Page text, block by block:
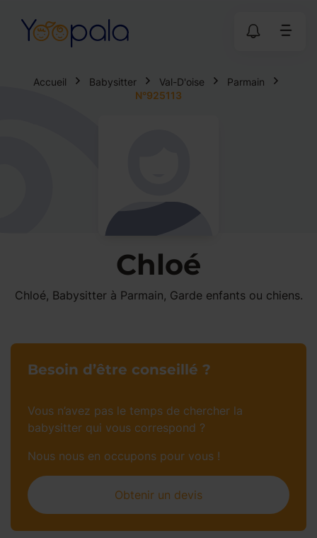
Accueil Babysitter Val-D'oise
Parmain
N°925113
Chloé
Chloé, Babysitter à Parmain, Garde enfants ou chiens.
Besoin d’être conseillé ?
Vous n’avez pas le temps de chercher la
babysitter qui vous correspond ?
Nous nous en occupons pour vous !
Obtenir un devis